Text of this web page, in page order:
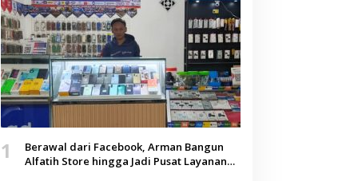
1
Berawal dari Facebook, Arman Bangun
Alfatih Store hingga Jadi Pusat Layanan